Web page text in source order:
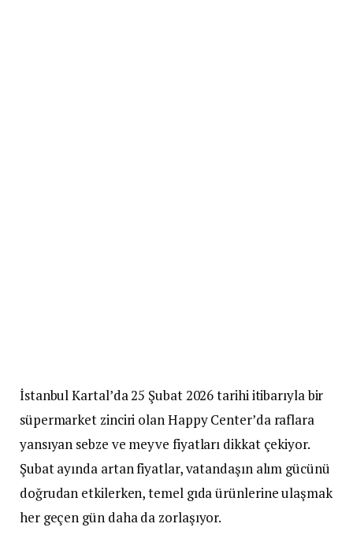
İstanbul Kartal’da 25 Şubat 2026 tarihi itibarıyla bir
süpermarket zinciri olan Happy Center’da raflara
yansıyan sebze ve meyve fiyatları dikkat çekiyor.
Şubat ayında artan fiyatlar, vatandaşın alım gücünü
doğrudan etkilerken, temel gıda ürünlerine ulaşmak
her geçen gün daha da zorlaşıyor.